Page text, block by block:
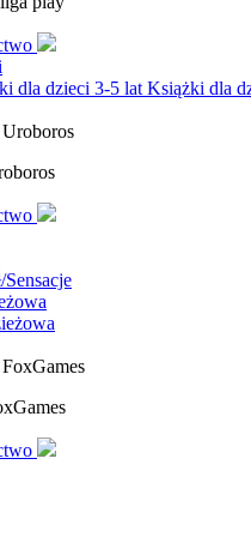
dla dzieci 3-5 lat Książki dla